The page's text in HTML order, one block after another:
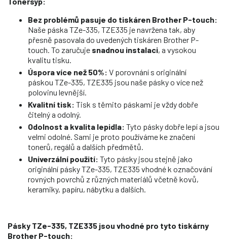
Bez problémů pasuje do tiskáren Brother P-touch:
Naše páska TZe-335, TZE335 je navržena tak, aby
přesně pasovala do uvedených tiskáren Brother P-
touch. To zaručuje snadnou instalaci, a vysokou
kvalitu tisku.
Úspora více než 50%: V porovnání s originální
páskou TZe-335, TZE335 jsou naše pásky o více než
polovinu levnější.
Kvalitní tisk: Tisk s těmito páskami je vždy dobře
čitelný a odolný.
Odolnost a kvalita lepidla: Tyto pásky dobře lepí a jsou
velmi odolné. Sami je proto používáme ke značení
tonerů, regálů a dalších předmětů.
Univerzální použití: Tyto pásky jsou stejně jako
originální pásky TZe-335, TZE335 vhodné k označování
rovných povrchů z různých materiálů včetně kovů,
keramiky, papíru, nábytku a dalších.
Pásky TZe-335, TZE335 jsou vhodné pro tyto tiskárny
Brother P-touch: